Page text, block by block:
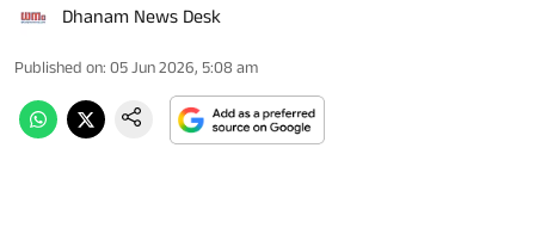
Dhanam News Desk
Published on: 05 Jun 2026, 5:08 am